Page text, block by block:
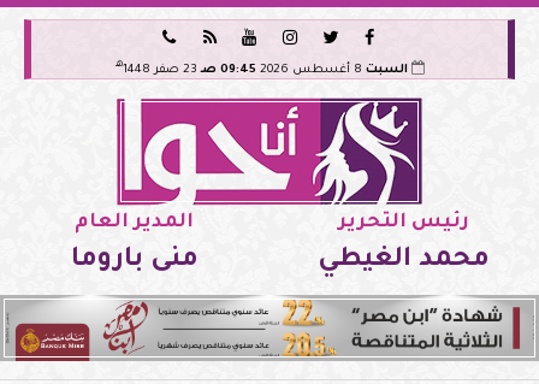






السبت 09:45 صـ 23 صفر 1448 هـ
رئيس التحرير
محمد الغيطي
المدير العام
منى باروما